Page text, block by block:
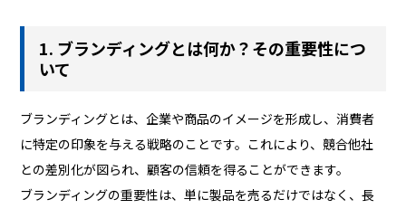
1. ブランディングとは何か？その重要性につ
いて
ブランディングとは、企業や商品のイメージを形成し、消費者
に特定の印象を与える戦略のことです。これにより、競合他社
との差別化が図られ、顧客の信頼を得ることができます。
ブランディングの重要性は、単に製品を売るだけではなく、長